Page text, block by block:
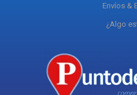
Envíos &
¿Algo